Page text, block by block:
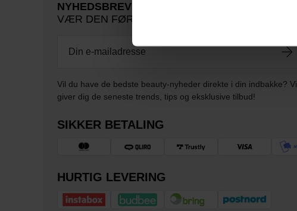
NYHEDSBREV
VÆR DEN FØRSTE TIL AT VIDE DET
Vil du have de bedste beauty-nyheder direkte i din indbakke? Vi
giver dig de seneste trends, tips og eksklusive tilbud!
SIKKER BETALING
HURTIG LEVERING